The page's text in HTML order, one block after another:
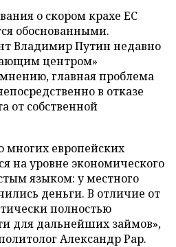
о скором крахе ЕС
обоснованными.
Владимир Путин недавно
центром»
главная проблема
в отказе
от собственной
европейских
на уровне экономического
языком: у местного
деньги. В отличие от
полностью
для дальнейших займов»,
Александр Рар.